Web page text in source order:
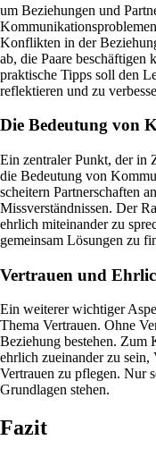
um Beziehungen und
Konflikten in der
ab, die Paare
praktische Tipps soll den
reflektieren und zu
Die Bedeutung von
Ein zentraler Punkt, der in
die Bedeutung von
scheitern Partnerschaften
Missverständnissen. Der
ehrlich miteinander zu
gemeinsam Lösungen zu
Vertrauen und
Ein weiterer wichtiger
Thema Vertrauen. Ohne
Beziehung bestehen. Zum
ehrlich zueinander zu sein,
Vertrauen zu pflegen. Nur
Grundlagen stehen.
Fazit